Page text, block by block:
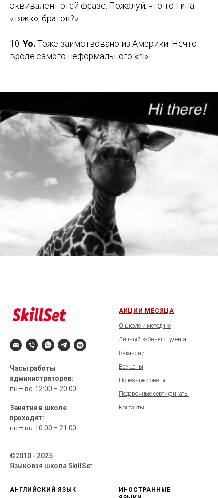
эквивалент этой фразе. Пожалуй, что-то типа
«тяжко, браток?».
10. Yo. Тоже заимствовано из Америки. Нечто
вроде самого неформального «hi».
Часы работы
администраторов:
пн – вс: 12:00 – 20:00
Занятия в школе
проходят:
пн – вс: 10:00 – 21:00
©2010 - 2025
Языковая школа SkillSet
АКЦИИ МЕСЯЦА
О школе и методике
Личный кабинет студента
Вакансии
Все цены
Полезные советы
Подарочные сертификаты
Контакты
АНГЛИЙСКИЙ ЯЗЫК
ИНОСТРАННЫЕ